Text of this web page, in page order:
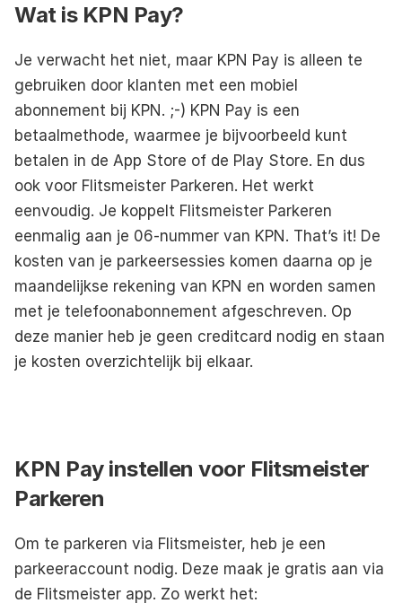
Wat is KPN Pay?
Je verwacht het niet, maar KPN Pay is alleen te
gebruiken door klanten met een mobiel
abonnement bij KPN. ;-) KPN Pay is een
betaalmethode, waarmee je bijvoorbeeld kunt
betalen in de App Store of de Play Store. En dus
ook voor Flitsmeister Parkeren. Het werkt
eenvoudig. Je koppelt Flitsmeister Parkeren
eenmalig aan je 06-nummer van KPN. That’s it! De
kosten van je parkeersessies komen daarna op je
maandelijkse rekening van KPN en worden samen
met je telefoonabonnement afgeschreven. Op
deze manier heb je geen creditcard nodig en staan
je kosten overzichtelijk bij elkaar.
KPN Pay instellen voor Flitsmeister
Parkeren
Om te parkeren via Flitsmeister, heb je een
parkeeraccount nodig. Deze maak je gratis aan via
de Flitsmeister app. Zo werkt het: